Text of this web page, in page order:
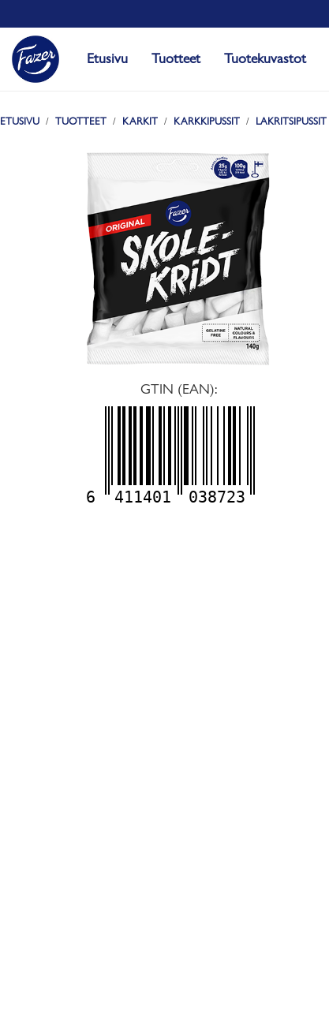
Etusivu Tuotteet Tuotekuvastot
ETUSIVU TUOTTEET KARKIT KARKKIPUSSIT LAKRITSIPUSSIT
GTIN (EAN):
6 411401 038723